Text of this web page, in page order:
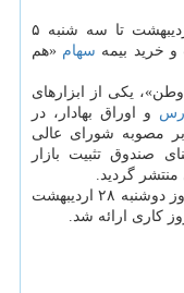
، از دوشنبه، ۲۸ اردیبهشت تا سه شنبه ۵
خرید بیمه سهام «هم
یکی از ابزارهای
و اوراق بهادار، در
مصوبه شورای عالی
صندوق تثبیت بازار
گردید.
این اوراق با تضمین بازده ۳۰ درصدی و از روز دوشنبه ۲۸ اردیبهشت